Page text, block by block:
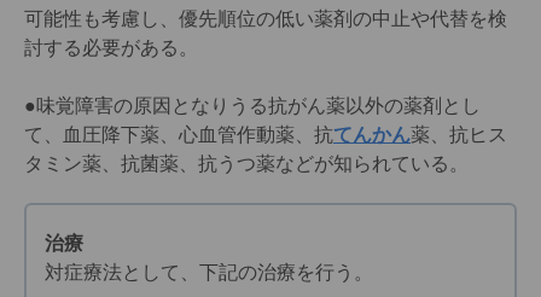
可能性も考慮し、優先順位の低い薬剤の中止や代替を検
討する必要がある。
●味覚障害の原因となりうる抗がん薬以外の薬剤とし
て、血圧降下薬、心血管作動薬、抗てんかん薬、抗ヒス
タミン薬、抗菌薬、抗うつ薬などが知られている。
治療
対症療法として、下記の治療を行う。